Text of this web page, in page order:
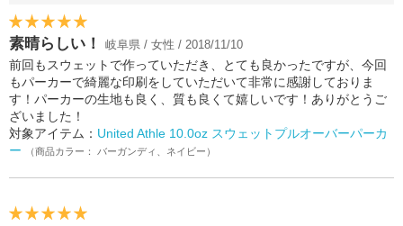
素晴らしい！ 岐阜県 / 女性 / 2018/11/10
前回もスウェットで作っていただき、とても良かったですが、今回
もパーカーで綺麗な印刷をしていただいて非常に感謝しておりま
す！パーカーの生地も良く、質も良くて嬉しいです！ありがとうご
ざいました！
対象アイテム： United Athle 10.0oz スウェットプルオーバーパーカ
ー
（商品カラー： バーガンディ、ネイビー）